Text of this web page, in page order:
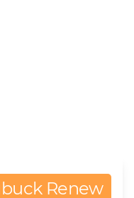
Renew